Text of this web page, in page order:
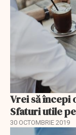
Vrei să începi
Sfaturi utile
30 OCTOMBRIE 2019